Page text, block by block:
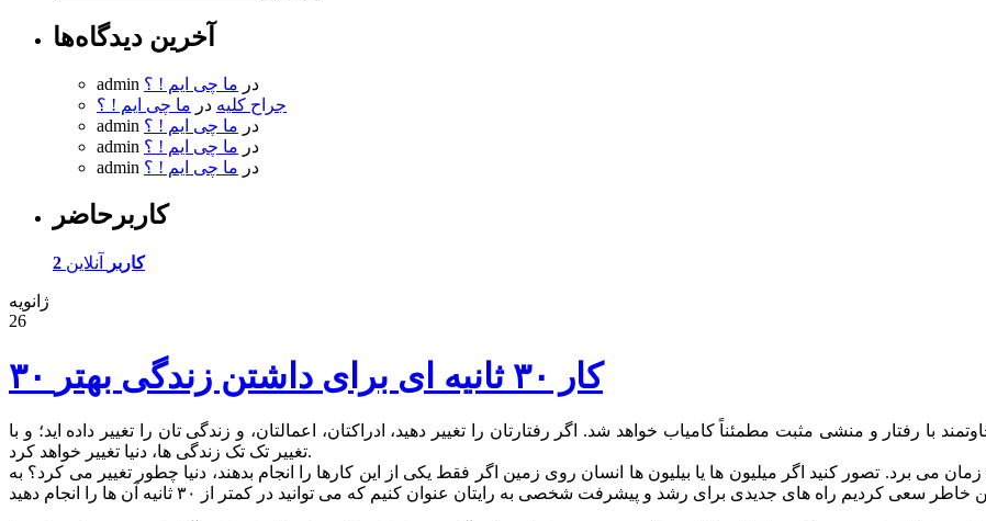
آخرین دیدگاه‌ها
admin در ما چی ایم ! ؟
جراح کلیه در ما چی ایم ! ؟
admin
در ما چی ایم ! ؟
admin
در ما چی ایم ! ؟
admin
در ما چی ایم ! ؟
کاربرحاضر
2 کاربر آنلاین
ژانویه
26
۳۰ کار ۳۰ ثانیه ای برای داشتن زندگی بهتر
رفتار و منشی مثبت مطمئناً کامیاب خواهد شد. اگر رفتارتان را تغییر دهید، ادراکتان، اعمالتان، و زندگی تان را تغییر داده اید؛ و با
تغییر تک تک زندگی ها، دنیا تغییر خواهد کرد.
مقاله ۳۰ نوع کار را عنوان می کنیم که هر کدام فقط ۳۰ ثانیه زمان می برد. تصور کنید اگر میلیون ها یا بیلیون ها انسان روی زمین اگر فقط یکی از این کارها را انجام بدهند، دنیا چطور تغییر می کرد؟ به